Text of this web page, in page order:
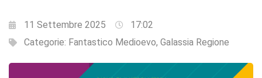
11 Settembre 2025
17:02
Categorie: Fantastico Medioevo, Galassia Regione